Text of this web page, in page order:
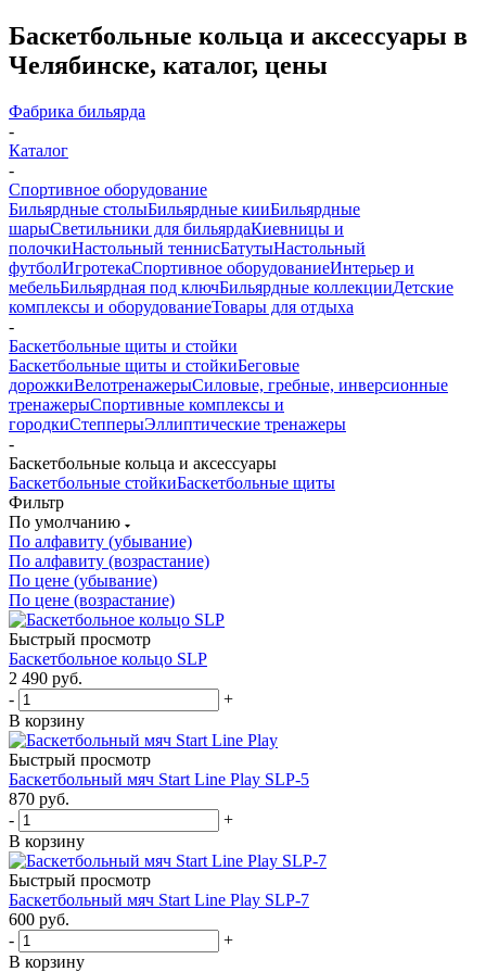
Баскетбольные кольца и аксессуары в
Челябинске, каталог, цены
Фабрика бильярда
-
Каталог
-
Спортивное оборудование
Бильярдные столыБильярдные кииБильярдные
шарыСветильники для бильярдаКиевницы и
полочкиНастольный теннисБатутыНастольный
футболИгротекаСпортивное оборудованиеИнтерьер и
мебельБильярдная под ключБильярдные коллекцииДетские
комплексы и оборудованиеТовары для отдыха
-
Баскетбольные щиты и стойки
Баскетбольные щиты и стойкиБеговые
дорожкиВелотренажерыСиловые, гребные, инверсионные
тренажерыСпортивные комплексы и
городкиСтепперыЭллиптические тренажеры
-
Баскетбольные кольца и аксессуары
Баскетбольные стойкиБаскетбольные щиты
Фильтр
По умолчанию
По алфавиту (убывание)
По алфавиту (возрастание)
По цене (убывание)
По цене (возрастание)
Быстрый просмотр
Баскетбольное кольцо SLP
2 490 руб.
-
+
В корзину
Быстрый просмотр
Баскетбольный мяч Start Line Play SLP-5
870 руб.
-
+
В корзину
Быстрый просмотр
Баскетбольный мяч Start Line Play SLP-7
600 руб.
-
+
В корзину